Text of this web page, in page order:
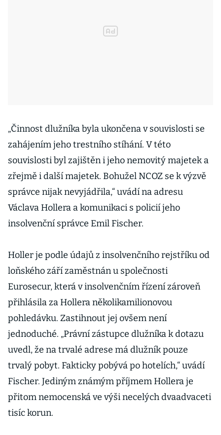
„Činnost dlužníka byla ukončena v souvislosti se
zahájením jeho trestního stíhání. V této
souvislosti byl zajištěn i jeho nemovitý majetek a
zřejmě i další majetek. Bohužel NCOZ se k výzvě
správce nijak nevyjádřila,“ uvádí na adresu
Václava Hollera a komunikaci s policií jeho
insolvenční správce Emil Fischer.
Holler je podle údajů z insolvenčního rejstříku od
loňského září zaměstnán u společnosti
Eurosecur, která v insolvenčním řízení zároveň
přihlásila za Hollera několikamilionovou
pohledávku. Zastihnout jej ovšem není
jednoduché. „Právní zástupce dlužníka k dotazu
uvedl, že na trvalé adrese má dlužník pouze
trvalý pobyt. Fakticky pobývá po hotelích,“ uvádí
Fischer. Jediným známým příjmem Hollera je
přitom nemocenská ve výši necelých dvaadvaceti
tisíc korun.